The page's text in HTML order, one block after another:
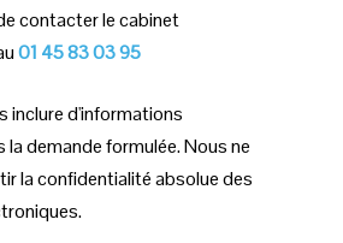
contacter le cabinet
01 45 83 03 95
inclure d'informations
la demande formulée. Nous ne
la confidentialité absolue des